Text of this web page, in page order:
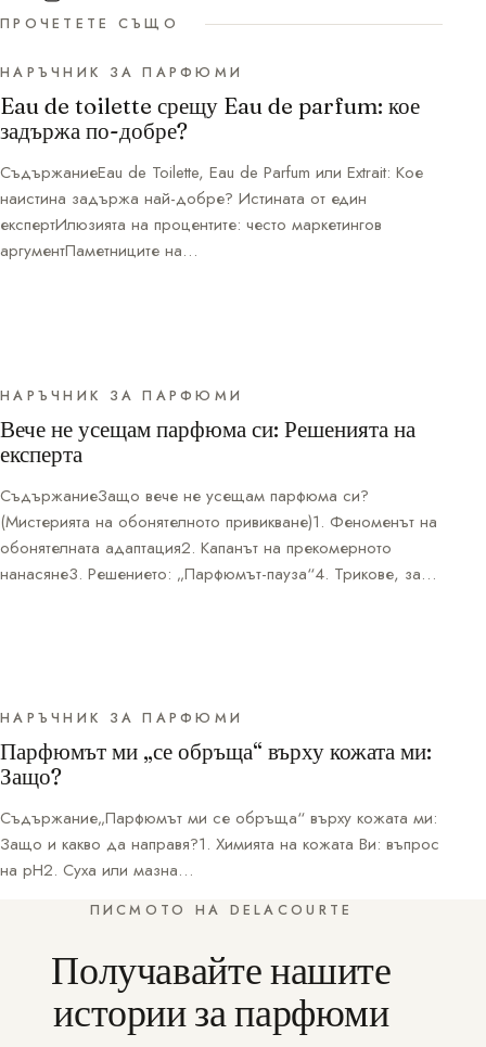
ПРОЧЕТЕТЕ СЪЩО
НАРЪЧНИК ЗА ПАРФЮМИ
Eau de toilette срещу Eau de parfum: кое
задържа по-добре?
СъдържаниеEau de Toilette, Eau de Parfum или Extrait: Кое
наистина задържа най-добре? Истината от един
експертИлюзията на процентите: често маркетингов
аргументПаметниците на…
НАРЪЧНИК ЗА ПАРФЮМИ
Вече не усещам парфюма си: Решенията на
експерта
СъдържаниеЗащо вече не усещам парфюма си?
(Мистерията на обонятелното привикване)1. Феноменът на
обонятелната адаптация2. Капанът на прекомерното
нанасяне3. Решението: „Парфюмът-пауза“4. Трикове, за…
НАРЪЧНИК ЗА ПАРФЮМИ
Парфюмът ми „се обръща“ върху кожата ми:
Защо?
Съдържание„Парфюмът ми се обръща“ върху кожата ми:
Защо и какво да направя?1. Химията на кожата Ви: въпрос
на pH2. Суха или мазна…
ПИСМОТО НА DELACOURTE
Получавайте нашите
истории за парфюми